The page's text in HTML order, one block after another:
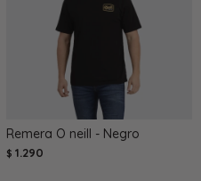
Remera O neill - Negro
$ 1.290